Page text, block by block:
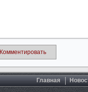
Комментировать
Главная